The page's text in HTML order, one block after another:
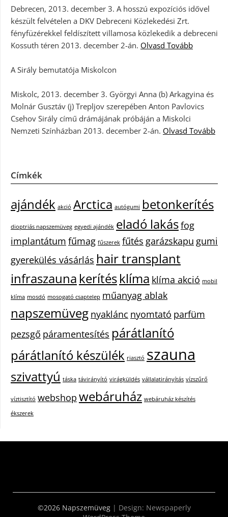
Debrecen, 2013. december 3. A hosszú expozíciós idővel
készült felvételen a DKV Debreceni Közlekedési Zrt.
fényfüzérekkel feldíszített villamosa közlekedik a debreceni
Kossuth téren 2013. december 2-án. Olvasd Tovább
A Sirály bemutatója Miskolcon
Miskolc, 2013. december 3. Györgyi Anna (b) Arkagyina és
Molnár Gusztáv (j) Trepljov szerepében Anton Pavlovics
Csehov Sirály című drámájának próbáján a Miskolci
Nemzeti Színházban 2013. december 2-án. Olvasd Tovább
Címkék
ajándék akció Arctica autógumi betonkerítés
dioptriás napszemüveg egyedi ajándék eladó lakásfog
implantátum fűmag fűszerek fűtés garázskapu gumi
gyerekülés vásárlás hair transplant
infraszauna kerítésklíma klíma akció mobil
klíma mosdó mosogató csaptelep műanyag ablak
napszemüveg nyaklánc nyomtató parfüm
pezsgő páramentesítés párátlanító
párátlanító készülék riasztó szauna
szivattyú táska távirányító virágküldés vállalatirányítás vízszűrő
víztisztító webshop webáruház webáruház készítés
ékszerek
©2026 Napszemüveg | Design: Newspaperly